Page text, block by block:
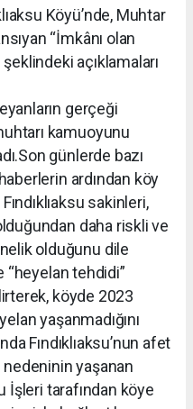
Köyü’nde, Muhtar
“İmkânı olan
açıklamaları
gerçeği
kamuoyunu
günlerde bazı
ardından köy
sakinleri,
daha riskli ve
olduğunu dile
“heyelan tehdidi”
köyde 2023
yaşanmadığını
Fındıklıaksu’nun afet
yaşanan
İşleri tarafından köye